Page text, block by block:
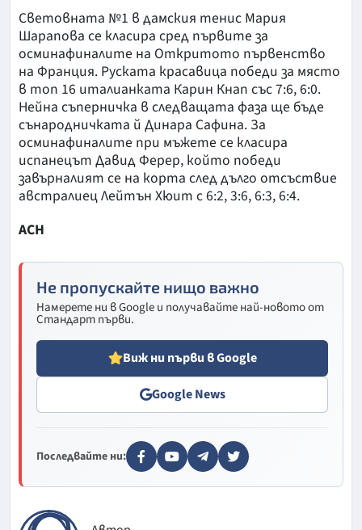
Световната №1 в дамския тенис Мария
Шарапова се класира сред първите за
осминафиналите на Откритото първенство
на Франция. Руската красавица победи за място
в топ 16 италианката Карин Кнап със 7:6, 6:0.
Нейна съперничка в следващата фаза ще бъде
сънародничката й Динара Сафина. За
осминафиналите при мъжете се класира
испанецът Давид Ферер, който победи
завърналият се на корта след дълго отсъствие
австралиец Лейтън Хюит с 6:2, 3:6, 6:3, 6:4.
АСН
Не пропускайте нищо важно
Намерете ни в Google и получавайте най-новото от
Стандарт първи.
Виж ни първи в Google
Google News
Последвайте ни: